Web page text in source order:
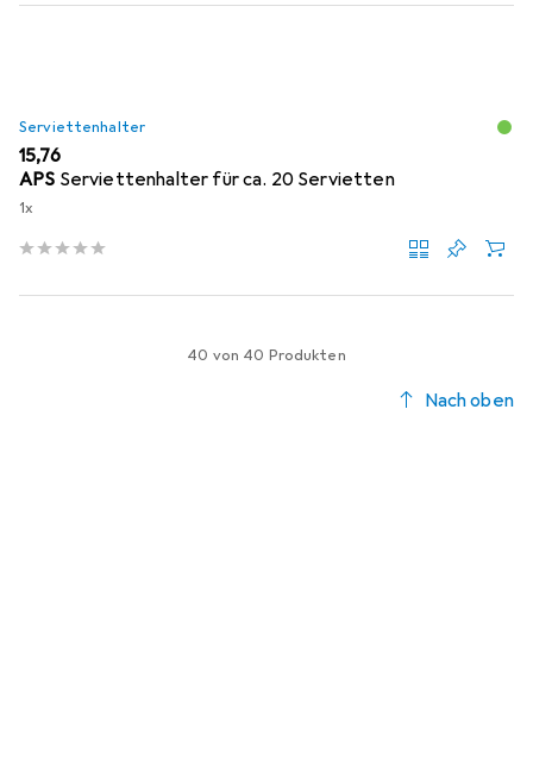
Serviettenhalter
EUR
15,76
APS Serviettenhalter für ca. 20 Servietten
1x
40 von 40 Produkten
Nach oben